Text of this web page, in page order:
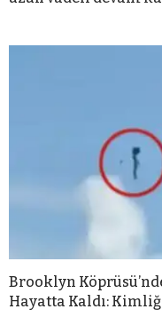
Brooklyn
Hayatta Kaldı: